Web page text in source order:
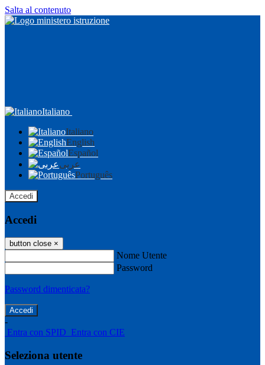
Salta al contenuto
Italiano
Italiano
English
Español
عربى
Português
Accedi
Accedi
button close ×
Nome Utente
Password
Password dimenticata?
-
Entra con SPID Entra con CIE
Seleziona utente